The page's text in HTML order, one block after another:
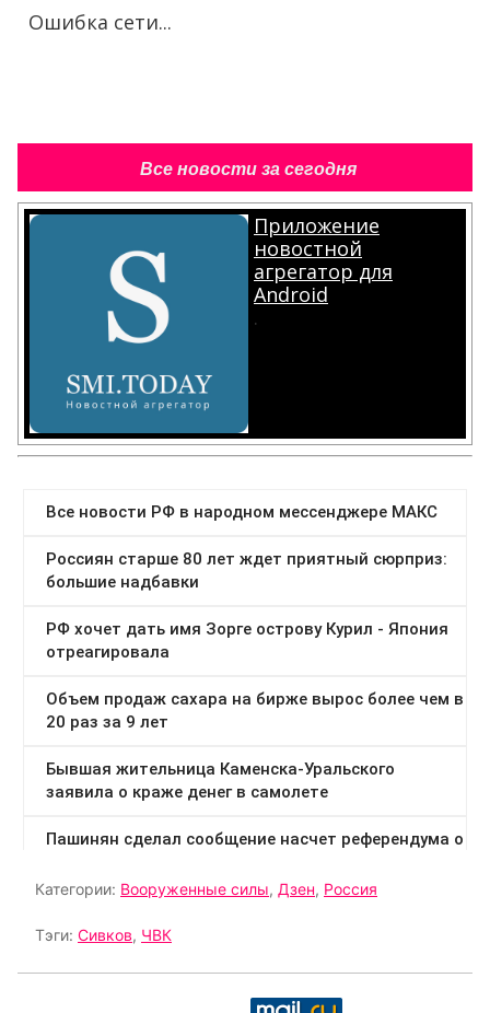
Ошибка сети...
Все новости за сегодня
Приложение
новостной
агрегатор для
Android
.
Категории: Вооруженные силы, Дзен, Россия
Тэги: Сивков, ЧВК